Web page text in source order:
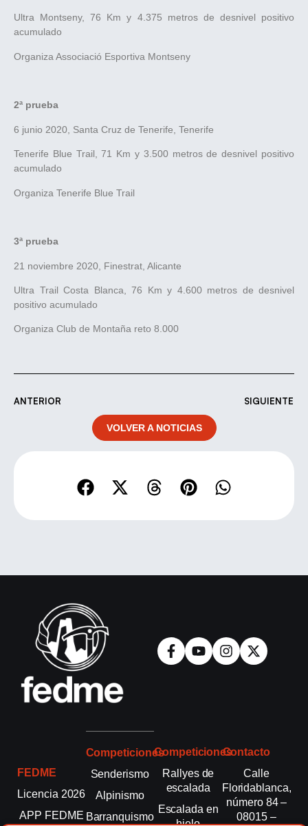
Ultra Montseny, 76 Km y 4.375 metros de desnivel positivo
acumulado
Organiza Associació Esportiva Montseny
2ª prueba
6 junio 2020, Santa Cruz de Tenerife, Tenerife
Tenerife Blue Trail, 71 Km y 3.500 metros de desnivel positivo
acumulado
Organiza Tenerife Blue Trail
3ª prueba
21 noviembre 2020, Finestrat, Alicante
Ultra Trail Costa Blanca, 76 Km y 4.600 metros de desnivel
positivo acumulado
Organiza Club de Montaña reto 8.000
ANTERIOR SIGUIENTE
VOLVER A NOTICIAS
FEDME
Licencia 2026
APP FEDME
Competiciones
Senderismo
Alpinismo
Barranquismo
Competiciones
Rallyes de
escalada
Escalada en
hielo
Contacto
Calle
Floridablanca,
número 84 –
08015 –